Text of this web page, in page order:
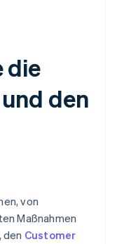
die
den
von
Maßnahmen
den Customer